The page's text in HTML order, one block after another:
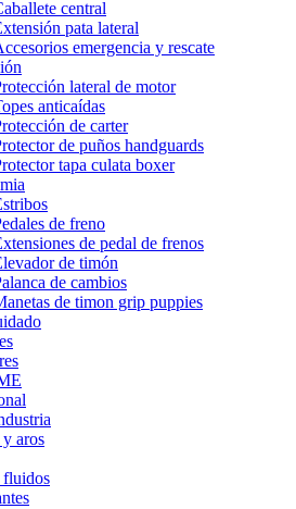
central
pata lateral
emergencia y rescate
lateral de motor
anticaídas
de carter
de puños handguards
tapa culata boxer
de freno
de pedal de frenos
de timón
de cambios
de timon grip puppies
aros
fluidos